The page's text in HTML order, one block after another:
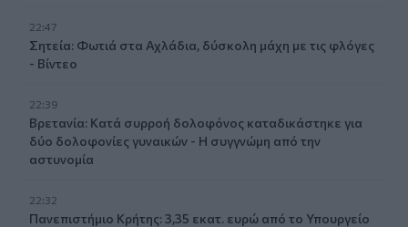
22:47
Σητεία: Φωτιά στα Αχλάδια, δύσκολη μάχη με τις φλόγες
- Βίντεο
22:39
Βρετανία: Κατά συρροή δολοφόνος καταδικάστηκε για
δύο δολοφονίες γυναικών - Η συγγνώμη από την
αστυνομία
22:32
Πανεπιστήμιο Κρήτης: 3,35 εκατ. ευρώ από το Υπουργείο